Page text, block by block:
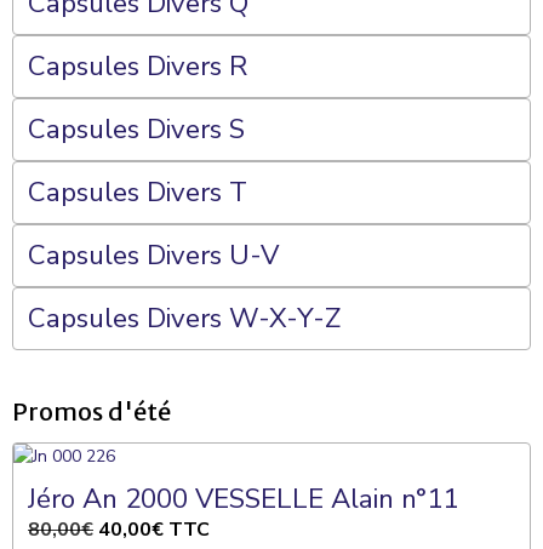
Capsules Divers R
Capsules Divers S
Capsules Divers T
Capsules Divers U-V
Capsules Divers W-X-Y-Z
Promos d'été
Jéro An 2000 VESSELLE Alain n°11
80,00€ 40,00€ TTC